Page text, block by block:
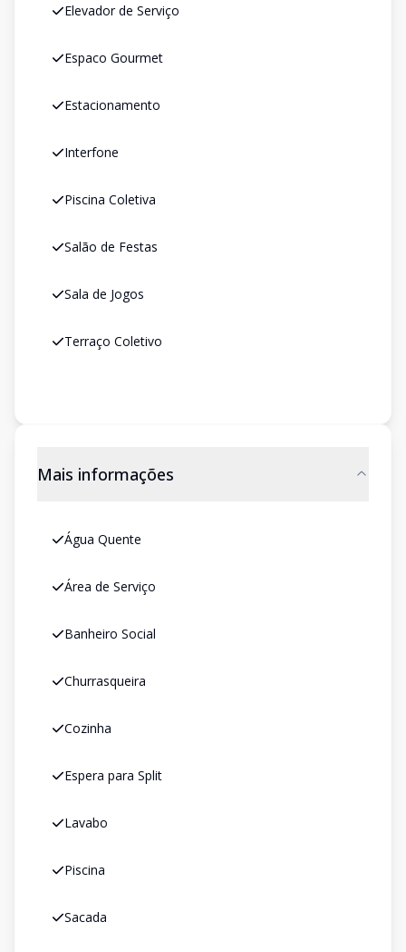
Elevador de Serviço
Espaco Gourmet
Estacionamento
Interfone
Piscina Coletiva
Salão de Festas
Sala de Jogos
Terraço Coletivo
Mais informações
Água Quente
Área de Serviço
Banheiro Social
Churrasqueira
Cozinha
Espera para Split
Lavabo
Piscina
Sacada